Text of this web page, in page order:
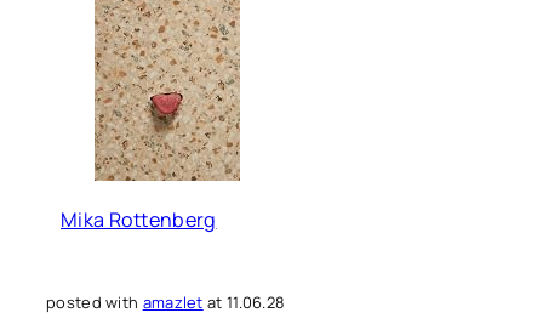
Mika Rottenberg
posted with amazlet at 11.06.28